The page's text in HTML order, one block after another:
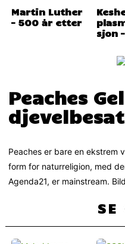
Martin Luther
– 500 år etter
sjon
Peaches
Peaches er bare en ekstrem
form for naturreligion, med
Agenda21, er mainstream.
SE